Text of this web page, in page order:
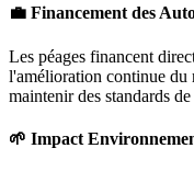
💼 Financement des
Les péages financent
l'amélioration continue du
maintenir des standards
🌱 Impact